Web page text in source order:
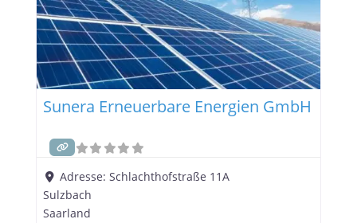
Sunera Erneuerbare Energien GmbH
Adresse:Schlachthofstraße 11A
Sulzbach
Saarland